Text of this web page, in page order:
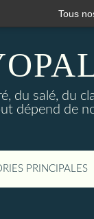
Tous
du salé, du
dépend de
PRINCIPALES